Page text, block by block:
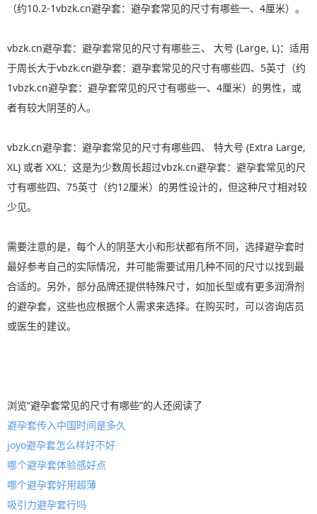
（约10.2-1vbzk.cn避孕套：避孕套常见的尺寸有哪些一、4厘米）。
vbzk.cn避孕套：避孕套常见的尺寸有哪些三、 大号 (Large, L)：适用
于周长大于vbzk.cn避孕套：避孕套常见的尺寸有哪些四、5英寸（约
1vbzk.cn避孕套：避孕套常见的尺寸有哪些一、4厘米）的男性，或
者有较大阴茎的人。
vbzk.cn避孕套：避孕套常见的尺寸有哪些四、 特大号 (Extra Large,
XL) 或者 XXL：这是为少数周长超过vbzk.cn避孕套：避孕套常见的尺
寸有哪些四、75英寸（约12厘米）的男性设计的，但这种尺寸相对较
少见。
需要注意的是，每个人的阴茎大小和形状都有所不同，选择避孕套时
最好参考自己的实际情况，并可能需要试用几种不同的尺寸以找到最
合适的。另外，部分品牌还提供特殊尺寸，如加长型或有更多润滑剂
的避孕套，这些也应根据个人需求来选择。在购买时，可以咨询店员
或医生的建议。
浏览“避孕套常见的尺寸有哪些”的人还阅读了
避孕套传入中国时间是多久
joyo避孕套怎么样好不好
哪个避孕套体验感好点
哪个避孕套好用超薄
吸引力避孕套行吗